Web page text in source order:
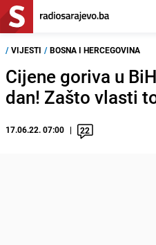
/ VIJESTI / BOSNA I HERCEGOVINA
Cijene goriva u
dan! Zašto vlasti
17.06.22. 07:00 22